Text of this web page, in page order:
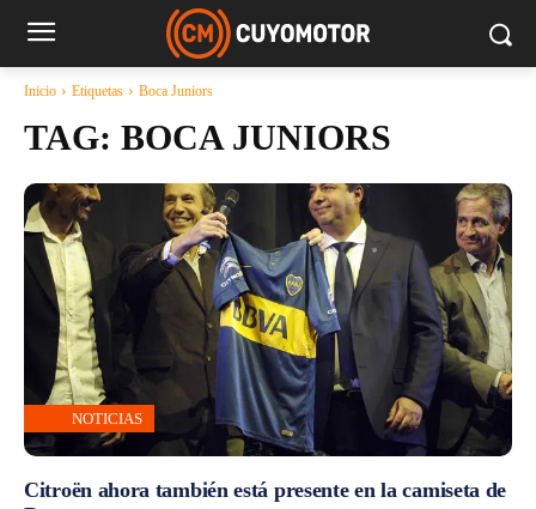
Inicio Etiquetas Boca Juniors
TAG: BOCA JUNIORS
NOTICIAS
Citroën ahora también está presente en la camiseta de